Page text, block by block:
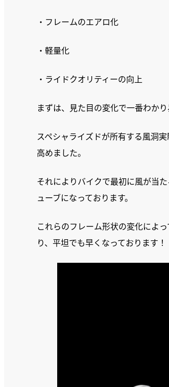
・フレームのエアロ化
・軽量化
・ライドクオリティーの向上
まずは、見た目の変化で一番わか
スペシャライズドが所有する風洞
高めました。
それによりバイクで最初に風が当
ューブになっております。
これらのフレーム形状の変化によ
り、平坦でも早くなっております！